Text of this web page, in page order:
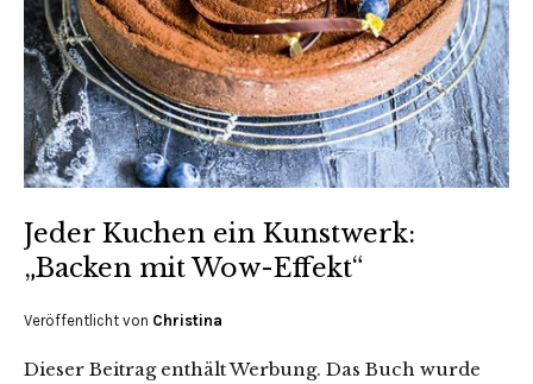
Jeder Kuchen ein Kunstwerk:
„Backen mit Wow-Effekt“
Veröffentlicht von Christina
Dieser Beitrag enthält Werbung. Das Buch wurde